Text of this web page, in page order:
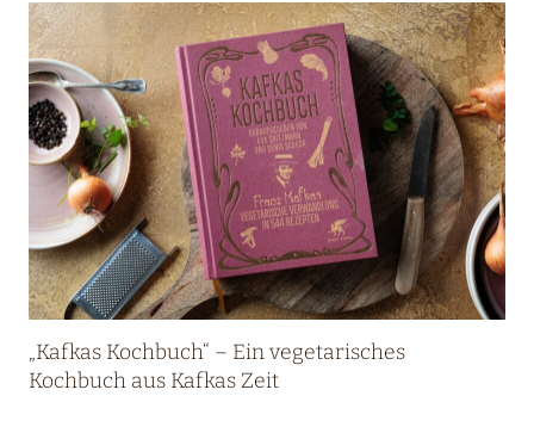
C
H
T
I
P
P
K
A
T
R
N
„Kafkas Kochbuch“ – Ein vegetarisches
Kochbuch aus Kafkas Zeit